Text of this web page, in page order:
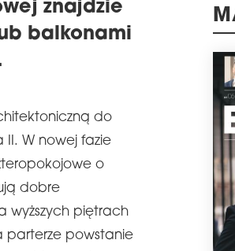
znajdzie
balkonami
do
W nowej fazie
o
dobre
wyższych piętrach
parterze powstanie
schedule
tym